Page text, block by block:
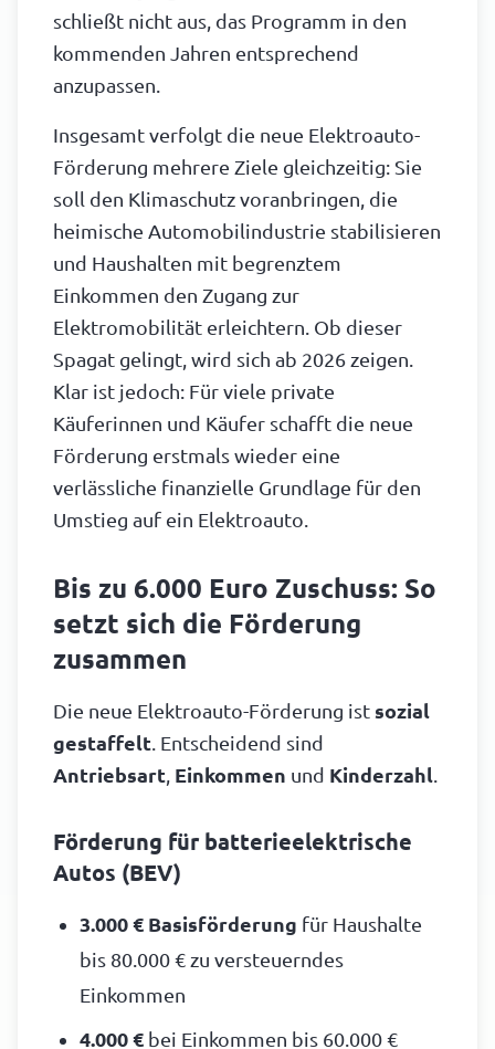
schließt nicht aus, das Programm in den
kommenden Jahren entsprechend
anzupassen.
Insgesamt verfolgt die neue Elektroauto-
Förderung mehrere Ziele gleichzeitig: Sie
soll den Klimaschutz voranbringen, die
heimische Automobilindustrie stabilisieren
und Haushalten mit begrenztem
Einkommen den Zugang zur
Elektromobilität erleichtern. Ob dieser
Spagat gelingt, wird sich ab 2026 zeigen.
Klar ist jedoch: Für viele private
Käuferinnen und Käufer schafft die neue
Förderung erstmals wieder eine
verlässliche finanzielle Grundlage für den
Umstieg auf ein Elektroauto.
Bis zu 6.000 Euro Zuschuss: So
setzt sich die Förderung
zusammen
Die neue Elektroauto-Förderung ist sozial
gestaffelt. Entscheidend sind
Antriebsart, Einkommen und Kinderzahl.
Förderung für batterieelektrische
Autos (BEV)
3.000 € Basisförderung für Haushalte
bis 80.000 € zu versteuerndes
Einkommen
4.000 € bei Einkommen bis 60.000 €